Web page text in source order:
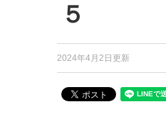
５
2024年4月2日更新